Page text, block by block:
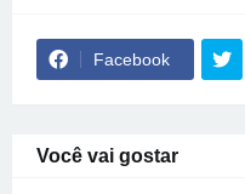
Facebook
Você vai gostar